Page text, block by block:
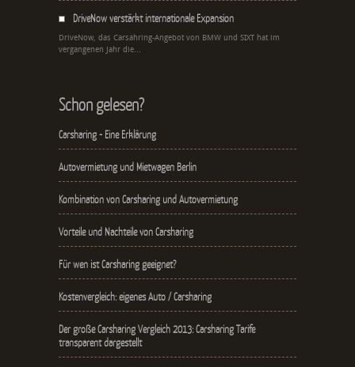
DriveNow verstärkt internationale Expansion
DriveNow, das Carsahring-Angebot von BMW und SIXT hat im
vergangenen Jahr die...
Schon gelesen?
Carsharing - Eine Erklärung
Autovermietung und Mietwagen Berlin
Kombination von Carsharing und Autovermietung
Vorteile und Nachteile von Carsharing
Für wen ist Carsharing geeignet?
Kostenvergleich: eigenes Auto / Carsharing
Der große Carsharing Vergleich 2013: Carsharing Tarife
transparent dargestellt